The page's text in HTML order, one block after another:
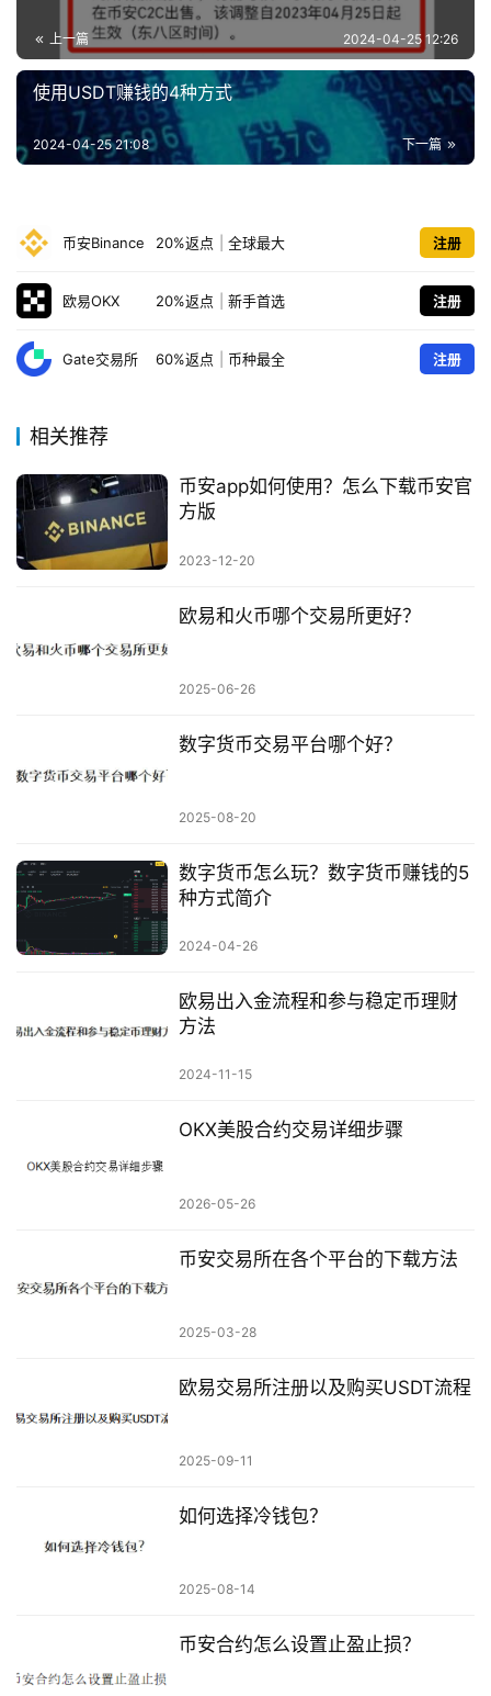
上一篇 2024-04-25 12:26
使用USDT赚钱的4种方式
下一篇
2024-04-25 21:08
币安Binance 20%返点 全球最大 注册
欧易OKX 20%返点 新手首选 注册
Gate交易所 60%返点 币种最全 注册
相关推荐
币安app如何使用？怎么下载币安官
方版
2023-12-20
欧易和火币哪个交易所更好？
2025-06-26
数字货币交易平台哪个好？
2025-08-20
数字货币怎么玩？数字货币赚钱的5
种方式简介
2024-04-26
欧易出入金流程和参与稳定币理财
方法
2024-11-15
OKX美股合约交易详细步骤
2026-05-26
币安交易所在各个平台的下载方法
2025-03-28
欧易交易所注册以及购买USDT流程
2025-09-11
如何选择冷钱包？
2025-08-14
币安合约怎么设置止盈止损？